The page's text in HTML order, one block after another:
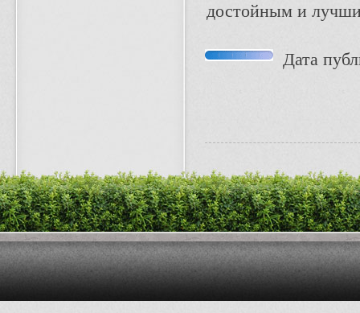
достойным и
Дата